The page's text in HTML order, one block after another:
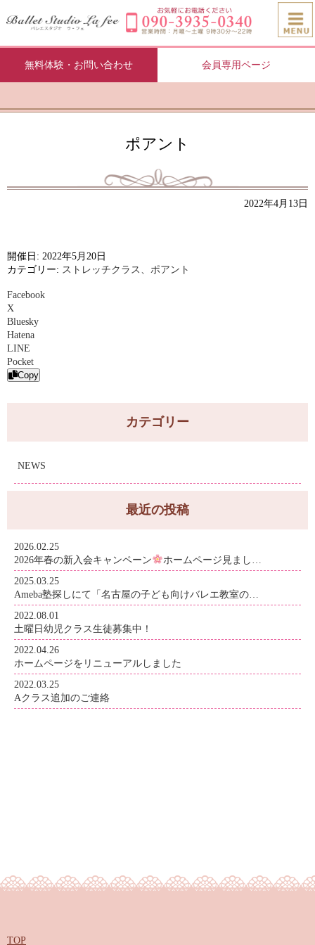
無料体験・お問い合わせ 会員専用ページ
ポアント
2022年4月13日
開催日: 2022年5月20日
カテゴリー: ストレッチクラス、ポアント
Facebook
X
Bluesky
Hatena
LINE
Pocket
Copy
カテゴリー
NEWS
最近の投稿
2026.02.25
2026年春の新入会キャンペーン
ホームページ見まし…
2025.03.25
Ameba塾探しにて「名古屋の子ども向けバレエ教室の…
2022.08.01
土曜日幼児クラス生徒募集中！
2022.04.26
ホームページをリニューアルしました
2022.03.25
Aクラス追加のご連絡
TOP